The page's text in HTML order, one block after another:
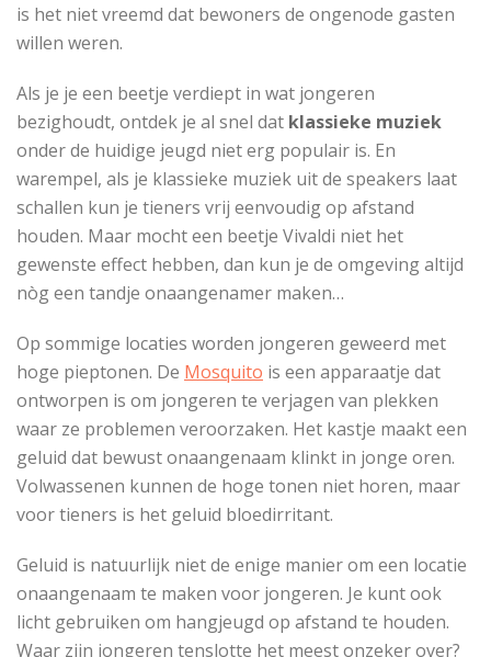
is het niet vreemd dat bewoners de ongenode gasten
willen weren.
Als je je een beetje verdiept in wat jongeren
bezighoudt, ontdek je al snel dat klassieke muziek
onder de huidige jeugd niet erg populair is. En
warempel, als je klassieke muziek uit de speakers laat
schallen kun je tieners vrij eenvoudig op afstand
houden. Maar mocht een beetje Vivaldi niet het
gewenste effect hebben, dan kun je de omgeving altijd
nòg een tandje onaangenamer maken…
Op sommige locaties worden jongeren geweerd met
hoge pieptonen. De Mosquito is een apparaatje dat
ontworpen is om jongeren te verjagen van plekken
waar ze problemen veroorzaken. Het kastje maakt een
geluid dat bewust onaangenaam klinkt in jonge oren.
Volwassenen kunnen de hoge tonen niet horen, maar
voor tieners is het geluid bloedirritant.
Geluid is natuurlijk niet de enige manier om een locatie
onaangenaam te maken voor jongeren. Je kunt ook
licht gebruiken om hangjeugd op afstand te houden.
Waar zijn jongeren tenslotte het meest onzeker over?